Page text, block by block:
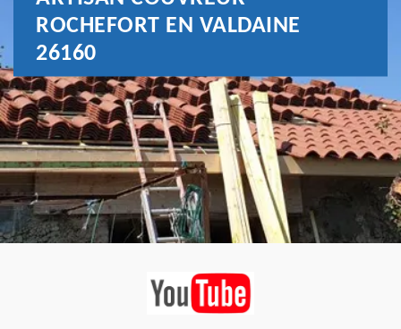
ROCHEFORT EN VALDAINE
26160